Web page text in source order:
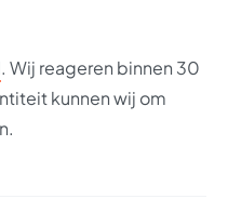
. Wij reageren binnen 30
kunnen wij om